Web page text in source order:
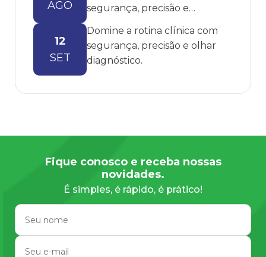
AGO
segurança, precisão e
12
SET
Domine a rotina clínica com
segurança, precisão e olhar
diagnóstico.
Fique conosco e receba nossas
novidades.
É simples, é rápido, é prático!